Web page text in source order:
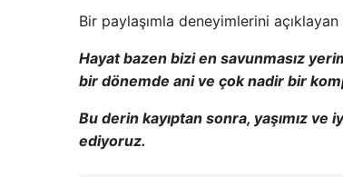
Bir paylaşımla deneyimlerini
Hayat bazen bizi en savunmasız
bir dönemde ani ve çok nadir bir
Bu derin kayıptan sonra, yaşımız
ediyoruz.